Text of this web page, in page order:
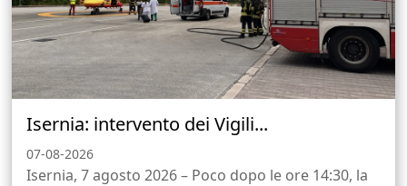
Isernia: intervento dei Vigili...
07-08-2026
Isernia, 7 agosto 2026 – Poco dopo le ore 14:30, la